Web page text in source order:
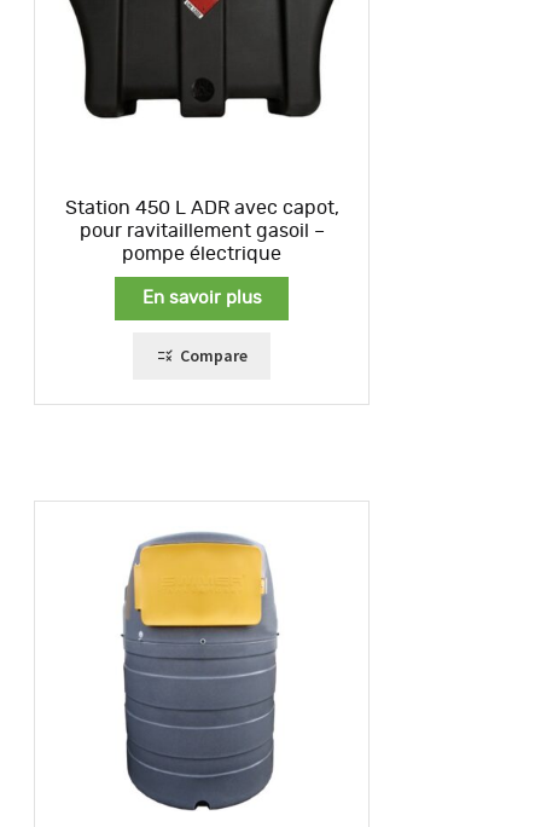
Station 450 L ADR avec capot,
pour ravitaillement gasoil –
pompe électrique
En savoir plus
Compare